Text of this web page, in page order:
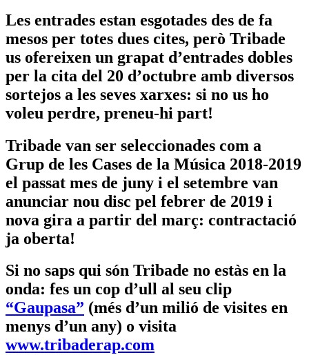
Les entrades estan esgotades des de fa
mesos per totes dues cites, però Tribade
us ofereixen un grapat d’entrades dobles
per la cita del 20 d’octubre amb diversos
sortejos a les seves xarxes: si no us ho
voleu perdre, preneu-hi part!
Tribade van ser seleccionades com a
Grup de les Cases de la Música 2018-2019
el passat mes de juny i el setembre van
anunciar nou disc pel febrer de 2019 i
nova gira a partir del març: contractació
ja oberta!
Si no saps qui són Tribade no estàs en la
onda: fes un cop d’ull al seu clip
“Gaupasa” (més d’un milió de visites en
menys d’un any) o visita
www.tribaderap.com